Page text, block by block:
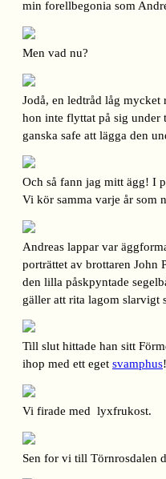
min forellbegonia som
Men vad nu?
Jodå, en ledtråd låg
hon inte flyttat på sig under
ganska safe att lägga den
Och så fann jag mitt ägg! I
Vi kör samma varje år som
Andreas lappar var
porträttet av brottaren John
den lilla påskpyntade
gäller att rita lagom slarvigt
Till slut hittade han sitt
ihop med ett eget svamphus!
Vi firade med lyxfrukost.
Sen for vi till Törnrosdalen